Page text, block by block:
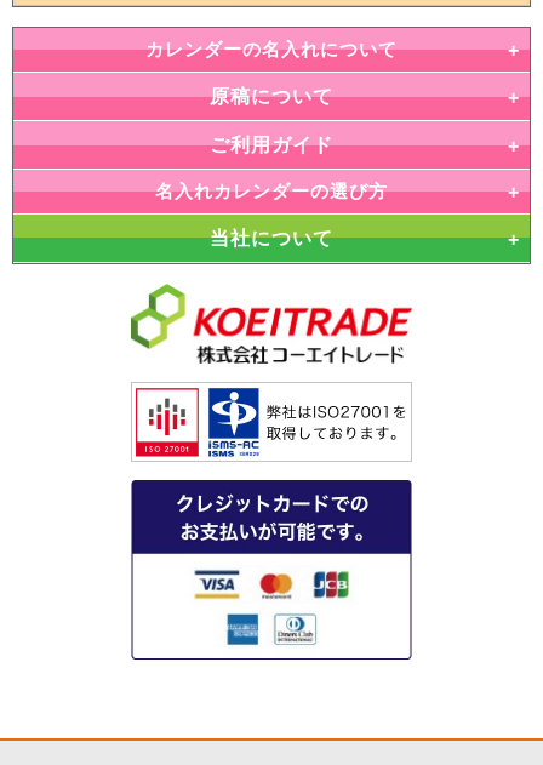
カレンダーの名入れについて
原稿について
ご利用ガイド
名入れカレンダーの選び方
当社について